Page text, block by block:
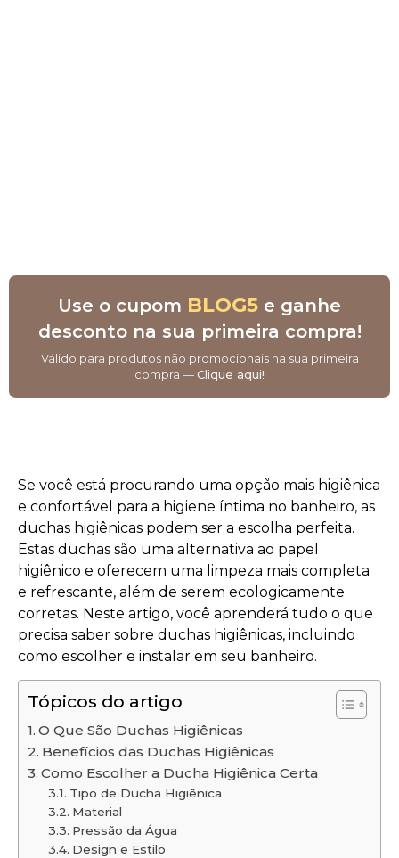
Use o cupom BLOG5 e ganhe
desconto na sua primeira compra!
Válido para produtos não promocionais na sua primeira
compra —Clique aqui!
Se você está procurando uma opção mais higiênica
e confortável para a higiene íntima no banheiro, as
duchas higiênicas podem ser a escolha perfeita.
Estas duchas são uma alternativa ao papel
higiênico e oferecem uma limpeza mais completa
e refrescante, além de serem ecologicamente
corretas. Neste artigo, você aprenderá tudo o que
precisa saber sobre duchas higiênicas, incluindo
como escolher e instalar em seu banheiro.
Tópicos do artigo
O Que São Duchas Higiênicas
Benefícios das Duchas Higiênicas
Como Escolher a Ducha Higiênica Certa
Tipo de Ducha Higiênica
Material
Pressão da Água
Design e Estilo